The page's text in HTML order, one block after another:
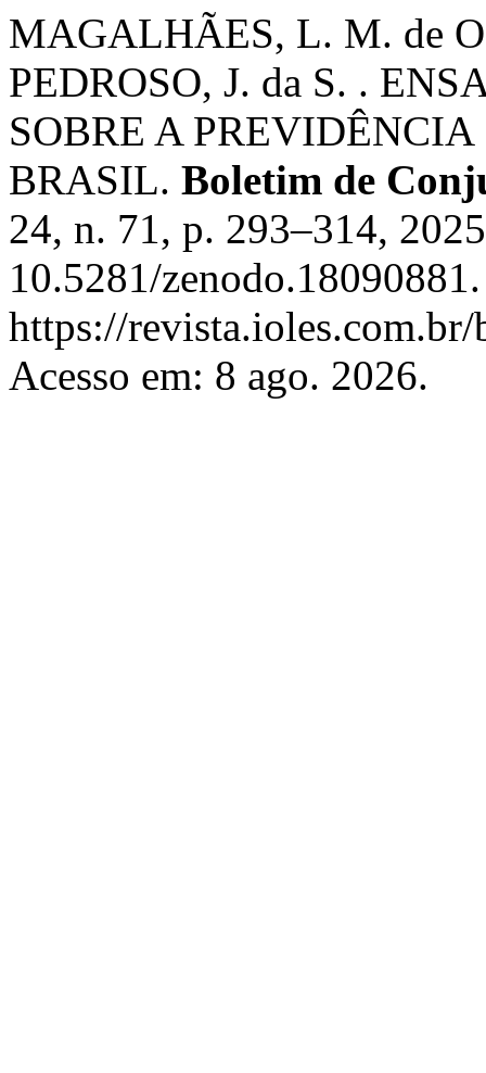
MAGALHÃES, L. M. de
PEDROSO, J. da S. .
SOBRE A
BRASIL. Boletim de
24, n. 71, p. 293–314,
10.5281/
https://
Acesso em: 8 ago. 2026.